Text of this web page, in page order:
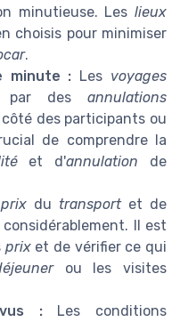
minutieuse. Les lieux
choisis pour minimiser
.
minute : Les voyages
par des annulations
des participants ou
de comprendre la
et d'annulation de
prixdu transportet de
Il est
prixet de vérifier ce qui
ou les visites
:Les conditions